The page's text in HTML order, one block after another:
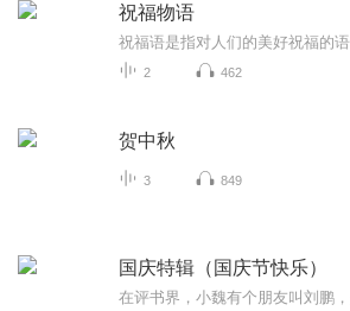
祝福物语
2 462
贺中秋
3 849
国庆特辑（国庆节快乐）